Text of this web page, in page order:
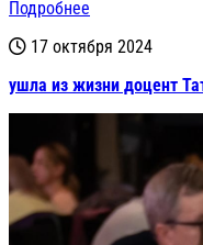
Подробнее
17 октября 2024
ушла из жизни доцент